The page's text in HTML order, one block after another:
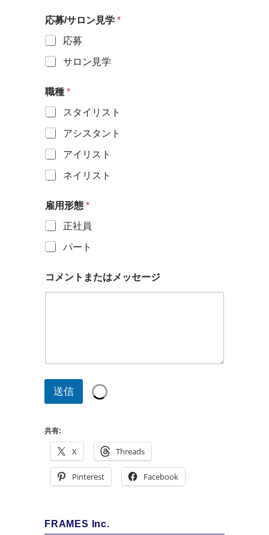
応募/サロン見学 *
応募
サロン見学
職種 *
スタイリスト
アシスタント
アイリスト
ネイリスト
雇用形態 *
正社員
パート
話
番
コメントまたはメッセージ
送信
共有:
X Threads
Pinterest Facebook
FRAMES Inc.